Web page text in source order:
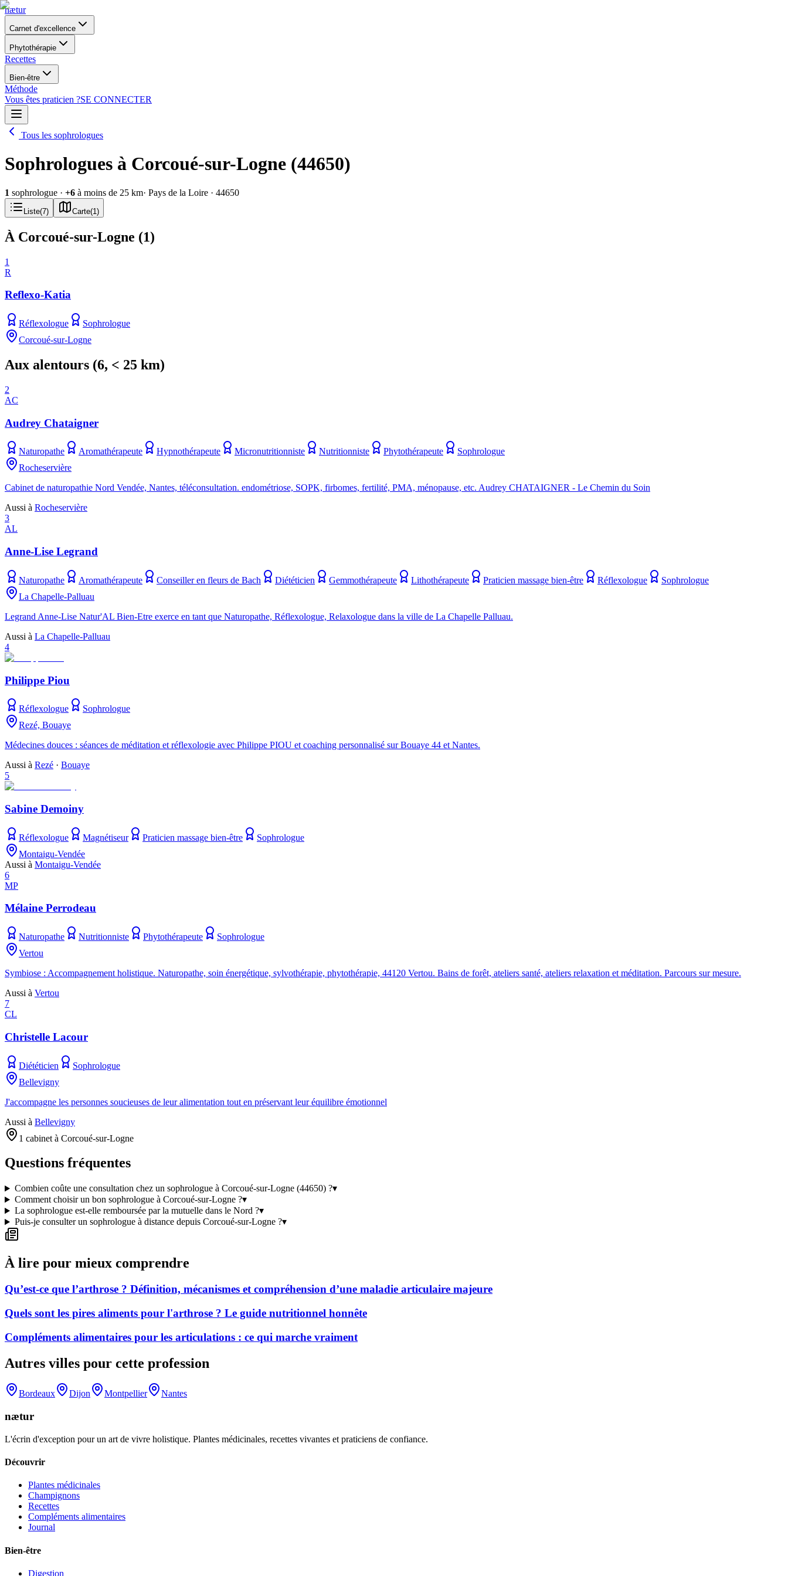
nætur
Carnet d'excellence
Phytothérapie
Recettes
Bien-être
Méthode
Vous êtes praticien ?SE CONNECTER
Tous les sophrologues
Sophrologues à Corcoué-sur-Logne (44650)
1 sophrologue · +6 à moins de 25 km· Pays de la Loire · 44650
Liste(7) Carte(1 )
À Corcoué-sur-Logne (1)
1
R
Reflexo-Katia
Réflexologue
Sophrologue
Corcoué-sur-Logne
Aux alentours (6, < 25 km)
2
AC
Audrey Chataigner
Naturopathe Aromathérapeute Hypnothérapeute Micronutritionniste Nutritionniste Phytothérapeute
Sophrologue
Rocheservière
Cabinet de naturopathie Nord Vendée, Nantes, téléconsultation. endométriose, SOPK, firbomes, fertilité, PMA, ménopause, etc. Audrey CHATAIGNER - Le Chemin du Soin
Aussi à Rocheservière
3
AL
Anne-Lise Legrand
Naturopathe Aromathérapeute Conseiller en fleurs de Bach Diététicien Gemmothérapeute Lithothérapeute Praticien massage bien-être Réflexologue
Sophrologue
La Chapelle-Palluau
Legrand Anne-Lise Natur'AL Bien-Etre exerce en tant que Naturopathe, Réflexologue, Relaxologue dans la ville de La Chapelle Palluau.
Aussi à La Chapelle-Palluau
4
Philippe Piou
Réflexologue
Sophrologue
Rezé, Bouaye
Médecines douces : séances de méditation et réflexologie avec Philippe PIOU et coaching personnalisé sur Bouaye 44 et Nantes.
Aussi à Rezé · Bouaye
5
Sabine Demoiny
Réflexologue Magnétiseur Praticien massage bien-être
Sophrologue
Montaigu-Vendée
Aussi à Montaigu-Vendée
6
MP
Mélaine Perrodeau
Naturopathe Nutritionniste Phytothérapeute
Sophrologue
Vertou
Symbiose : Accompagnement holistique. Naturopathe, soin énergétique, sylvothérapie, phytothérapie, 44120 Vertou. Bains de forêt, ateliers santé, ateliers relaxation et méditation. Parcours sur mesure.
Aussi à Vertou
7
CL
Christelle Lacour
Diététicien
Sophrologue
Bellevigny
J'accompagne les personnes soucieuses de leur alimentation tout en préservant leur équilibre émotionnel
Aussi à Bellevigny
1 cabinet à Corcoué-sur-Logne
Questions fréquentes
Combien coûte une consultation chez un sophrologue à Corcoué-sur-Logne (44650) ?▾
Comment choisir un bon sophrologue à Corcoué-sur-Logne ?▾
La sophrologue est-elle remboursée par la mutuelle dans le Nord ?▾
Puis-je consulter un sophrologue à distance depuis Corcoué-sur-Logne ?▾
À lire pour mieux comprendre
Qu’est-ce que l’arthrose ? Définition, mécanismes et compréhension d’une maladie articulaire majeure
Quels sont les pires aliments pour l'arthrose ? Le guide nutritionnel honnête
Compléments alimentaires pour les articulations : ce qui marche vraiment
Autres villes pour cette profession
Bordeaux Dijon Montpellier Nantes
nætur
L'écrin d'exception pour un art de vivre holistique. Plantes médicinales, recettes vivantes et praticiens de confiance.
Découvrir
Plantes médicinales
Champignons
Recettes
Compléments alimentaires
Journal
Bien-être
Digestion